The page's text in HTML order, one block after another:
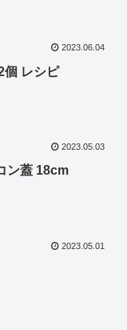
2023.06.04
個 レシピ
2023.05.03
ン蓋 18cm
2023.05.01